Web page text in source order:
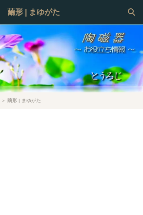
繭形 | まゆがた
＞ 繭形 | まゆがた